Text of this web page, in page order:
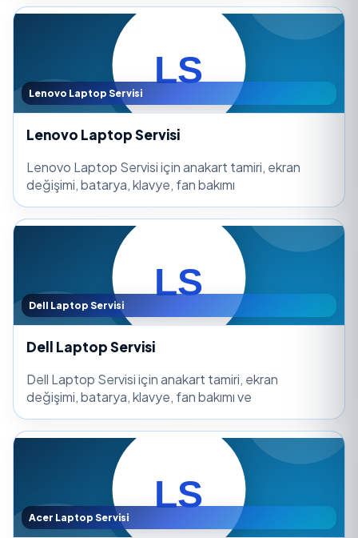
Lenovo Laptop Servisi
Lenovo Laptop Servisi
Lenovo Laptop Servisi için anakart tamiri, ekran
değişimi, batarya, klavye, fan bakımı
Dell Laptop Servisi
Dell Laptop Servisi
Dell Laptop Servisi için anakart tamiri, ekran
değişimi, batarya, klavye, fan bakımı ve
Acer Laptop Servisi